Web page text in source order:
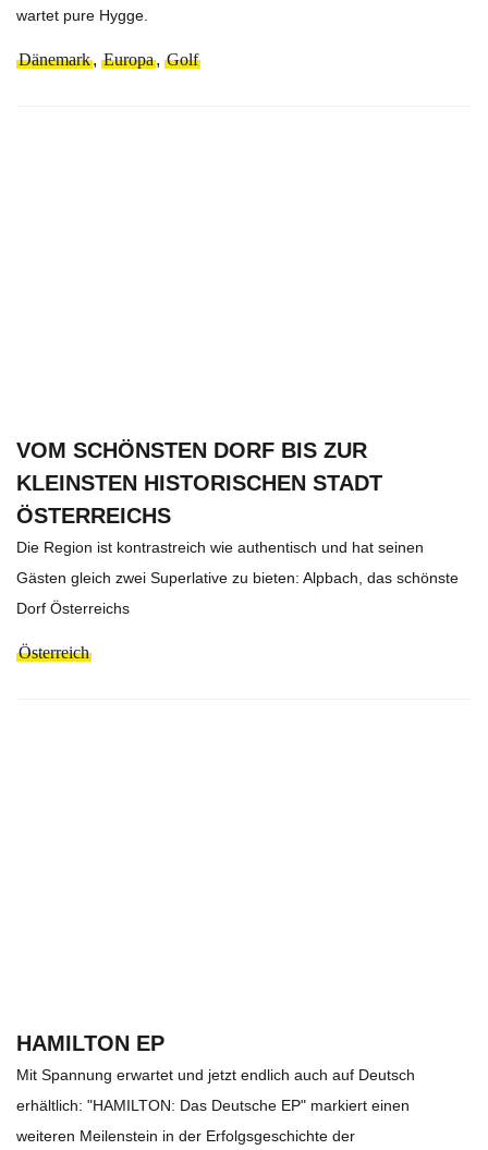
wartet pure Hygge.
Dänemark, Europa, Golf
VOM SCHÖNSTEN DORF BIS ZUR
KLEINSTEN HISTORISCHEN STADT
ÖSTERREICHS
Die Region ist kontrastreich wie authentisch und hat seinen
Gästen gleich zwei Superlative zu bieten: Alpbach, das schönste
Dorf Österreichs
Österreich
HAMILTON EP
Mit Spannung erwartet und jetzt endlich auch auf Deutsch
erhältlich: "HAMILTON: Das Deutsche EP" markiert einen
weiteren Meilenstein in der Erfolgsgeschichte der